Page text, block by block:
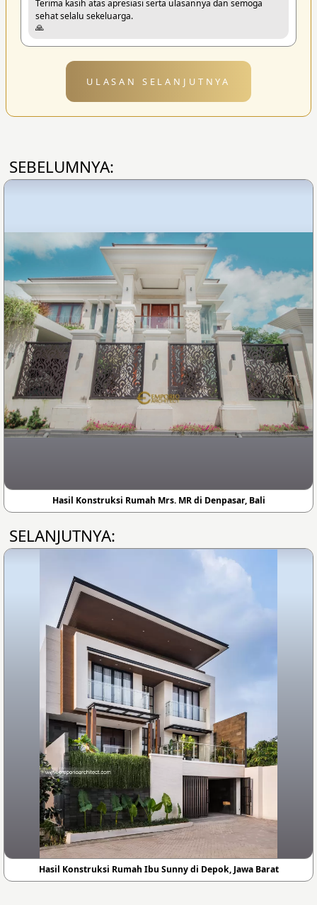
Terima kasih atas apresiasi serta ulasannya dan semoga
sehat selalu sekeluarga.
🙏
ULASAN SELANJUTNYA
SEBELUMNYA:
Hasil Konstruksi Rumah Mrs. MR di Denpasar, Bali
SELANJUTNYA:
Hasil Konstruksi Rumah Ibu Sunny di Depok, Jawa Barat